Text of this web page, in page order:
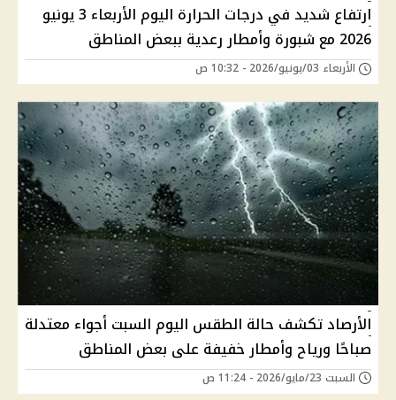
ارتفاع شديد في درجات الحرارة اليوم الأربعاء 3 يونيو
2026 مع شبورة وأمطار رعدية ببعض المناطق
الأربعاء 03/يونيو/2026 - 10:32 ص
الأرصاد تكشف حالة الطقس اليوم السبت أجواء معتدلة
صباحًا ورياح وأمطار خفيفة على بعض المناطق
السبت 23/مايو/2026 - 11:24 ص